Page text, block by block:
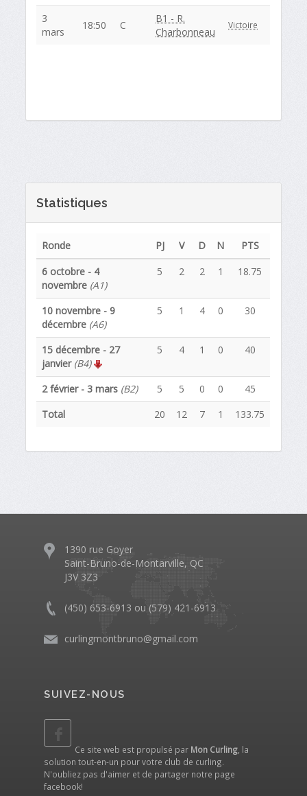
3
mars
18:50 C
B1 - R.
Charbonneau
Victoire
Statistiques
Ronde PJ V D N
PTS
6 octobre - 4
novembre (A1)
5 2 2 1 18.75
10 novembre - 9
décembre (A6)
5 1 4 0 30
15 décembre - 27
janvier (B4)
5 4 1 0 40
2 février - 3 mars (B2) 5 5 0 0
45
Total
20 12 7 1 133.75
1390 rue Goyer
Saint-Bruno-de-Montarville, QC
J3V 3Z3
(450) 653-6913 ou (579) 421-6913
curlingmontbruno@gmail.com
SUIVEZ-NOUS
Ce site web est propulsé par Mon Curling , la
solution tout-en-un pour votre club de curling.
N'oubliez pas d'aimer et de partager notre page
facebook!